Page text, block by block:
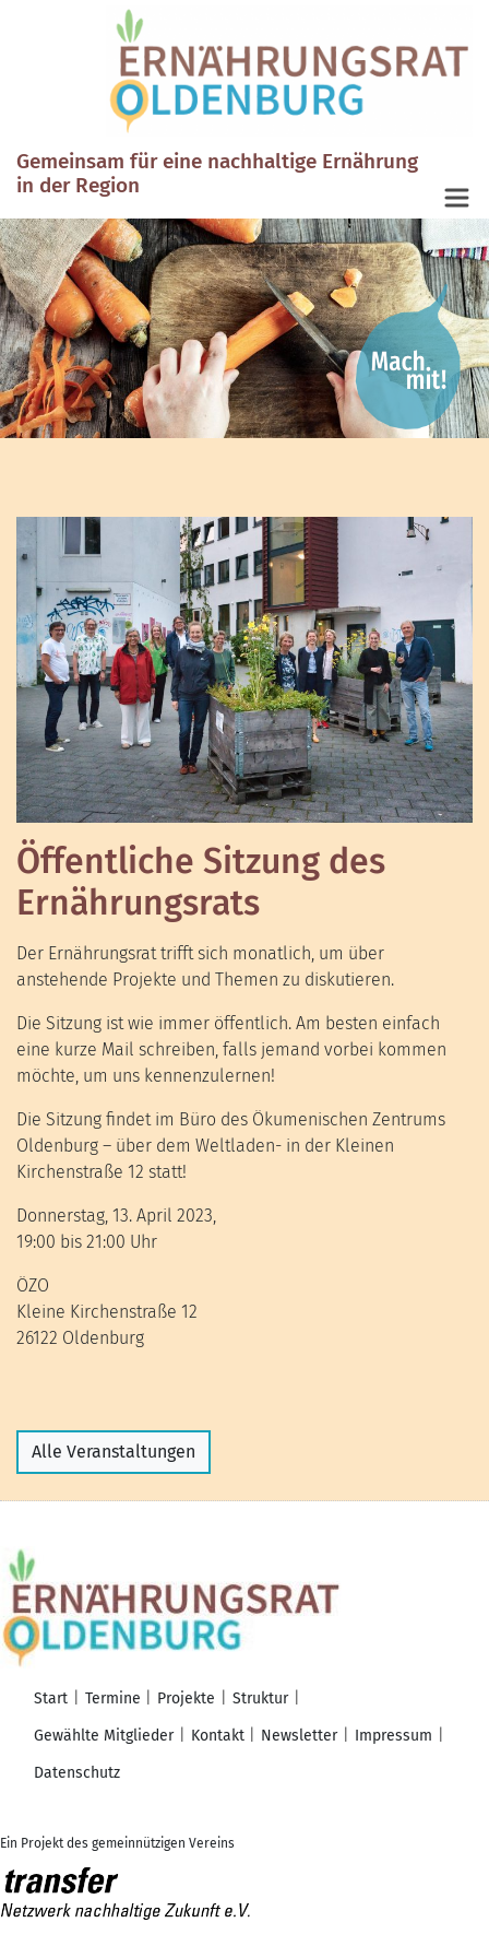
Gemeinsam für eine nachhaltige Ernährung
in der Region
Öffentliche Sitzung des
Ernährungsrats
Der Ernährungsrat trifft sich monatlich, um über
anstehende Projekte und Themen zu diskutieren.
Die Sitzung ist wie immer öffentlich. Am besten einfach
eine kurze Mail schreiben, falls jemand vorbei kommen
möchte, um uns kennenzulernen!
Die Sitzung findet im Büro des Ökumenischen Zentrums
Oldenburg – über dem Weltladen- in der Kleinen
Kirchenstraße 12 statt!
Donnerstag, 13. April 2023,
19:00 bis 21:00 Uhr
ÖZO
Kleine Kirchenstraße 12
26122 Oldenburg
Alle Veranstaltungen
Start Termine Projekte
Struktur
Gewählte Mitglieder
Kontakt Newsletter
Impressum
Datenschutz
Ein Projekt des gemeinnützigen Vereins